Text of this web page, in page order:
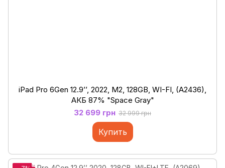
iPad Pro 6Gen 12.9’’, 2022, М2, 128GB, WI-FI, (A2436),
АКБ 87% "Space Gray"
32 699 грн 32 999 грн
Купить